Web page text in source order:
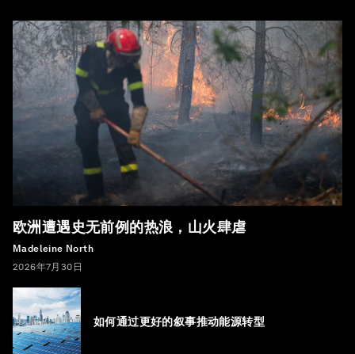
欧洲遭遇史无前例的热浪，山火肆虐
Madeleine North
2026年7月30日
如何通过更好的叙事推动能源转型